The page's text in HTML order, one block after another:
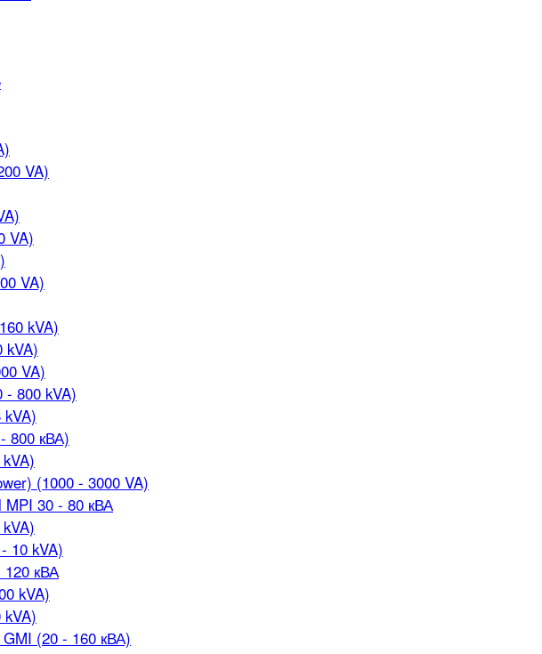
VA)
VA)
VA)
kVA)
kVA)
VA)
- 800 kVA)
800 кВА)
(1000 - 3000 VA)
30 - 80 кВА
10 kVA)
кВА
kVA)
(20 - 160 кВА)